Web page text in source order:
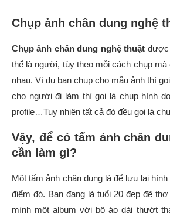
Chụp ảnh chân dung nghệ
Chụp ảnh chân dung nghệ thuật được
thể là người, tùy theo mỗi cách chụp mà
nhau. Ví dụ bạn chụp cho mẫu ảnh thì
cho người đi làm thì gọi là chụp hình
profile…Tuy nhiên tất cả đó đều gọi là
Vậy, để có tấm ảnh chân
cần làm gì?
Một tấm ảnh chân dung là để lưu lại
điểm đó. Bạn đang là tuổi 20 đẹp đẽ
mình một album với bộ áo dài thướt